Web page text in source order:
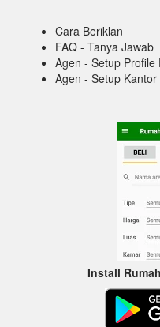
Cara Beriklan
FAQ - Tanya Jawab
Agen - Setup Profile
Agen - Setup Kantor
Install